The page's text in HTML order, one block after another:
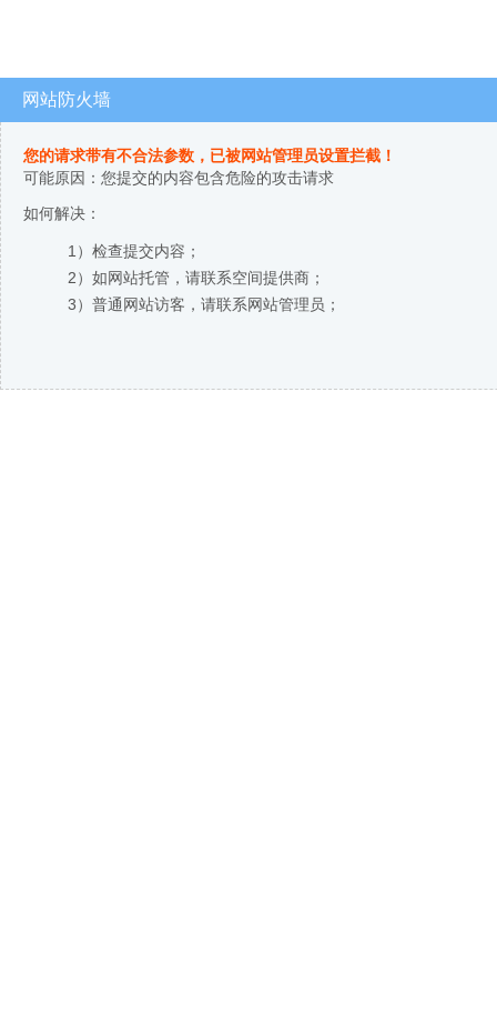
网站防火墙
您的请求带有不合法参数，已被网站管理员设置拦截！
可能原因：您提交的内容包含危险的攻击请求
如何解决：
1）检查提交内容；
2）如网站托管，请联系空间提供商；
3）普通网站访客，请联系网站管理员；